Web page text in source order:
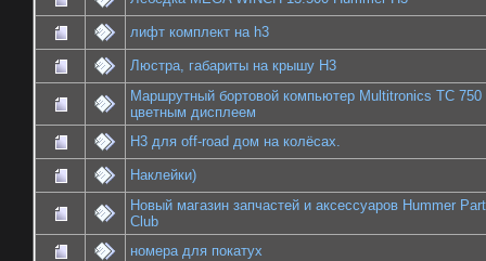
лифт комплект на h3
Люстра, габариты на крышу H3
Маршрутный бортовой компьютер Multitronics TC 750
цветным дисплеем
Н3 для off-road дом на колёсах.
Наклейки)
Новый магазин запчастей и аксессуаров Hummer
Club
номера для покатух